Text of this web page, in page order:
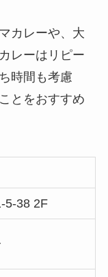
カレーや、大
レーはリピー
時間も考慮
とをおすすめ
5-38 2F